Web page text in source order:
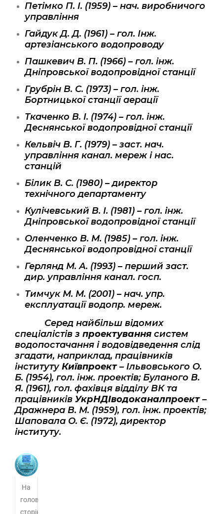
Петімко П. І. (1959) – нач. виробничого
управління
Гайдук Д. Д. (1961) – гол. Інж.
артезіанського водопроводу
Пашкевич В. П. (1966) – гол. інж.
Дніпровської водопровідної станції
Грубрін В. С. (1973) – гол. інж.
Бортницької станції аерації
Ткаченко В. І. (1974) – гол. інж.
Деснянської водопровідної станції
Кельвіч В. Г. (1979) – заст. нач.
управління канал. мереж і нас.
станцій
Білик В. С. (1980) – директор
технічного департаменту
Кулічевський В. І. (1981) – гол. інж.
Дніпровської водопровідної станції
Оленченко В. М. (1985) – гол. інж.
Деснянської водопровідної станції
Герлянд М. А. (1993) – перший заст.
дир. управління канал. госп.
Тимчук М. М. (2001) – нач. упр.
експлуатації водопр. мереж.
Серед найбільш відомих
спеціалістів з проектування систем
водопостачання і водовідведення слід
згадати, наприклад, працівників
інститутуКиївпроект– Ільвовського О.
Б. (1954), гол. інж. проектів; Буланого В.
Я. (1961), гол. фахівця відділу ВК та
працівників УкрНДІводоканалпроект–
Дражнера В. М. (1959), гол. інж. проектів;
Шаповала О. Є. (1972), директор
інституту.
На
головну
сторінку